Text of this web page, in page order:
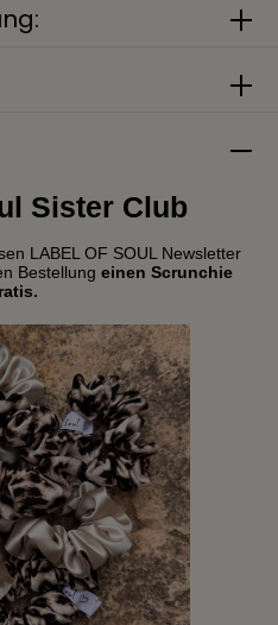
Sister Club
LABEL OF SOUL Newsletter
Bestellung einen Scrunchie